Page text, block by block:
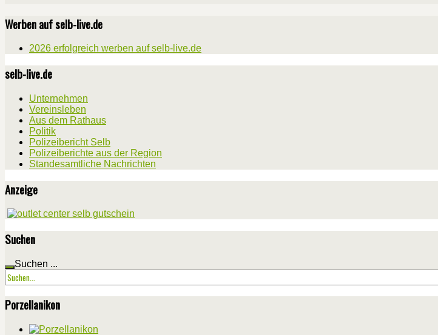
Werben auf selb-live.de
2026 erfolgreich werben auf selb-live.de
selb-live.de
Unternehmen
Vereinsleben
Aus dem Rathaus
Politik
Polizeibericht Selb
Polizeiberichte aus der Region
Standesamtliche Nachrichten
Anzeige
Suchen
Suchen ...
Porzellanikon